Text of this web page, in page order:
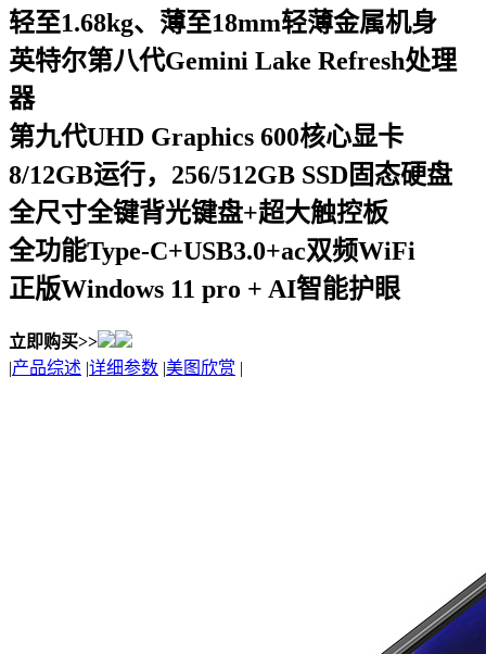
轻至1.68kg、薄至18mm轻薄金属机身
英特尔第八代Gemini Lake Refresh处理
器
第九代UHD Graphics 600核心显卡
8/12GB运行，256/512GB SSD固态硬盘
全尺寸全键背光键盘+超大触控板
全功能Type-C+USB3.0+ac双频WiFi
正版Windows 11 pro + AI智能护眼
立即购买>>
|产品综述 |详细参数 |美图欣赏 |